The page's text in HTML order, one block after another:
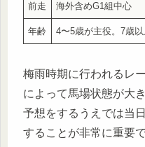
前走 海外含めG1組中心
年齢 4〜5歳が主役。7歳以
梅雨時期に行われるレ
によって馬場状態が大
予想をするうえでは当
することが非常に重要で